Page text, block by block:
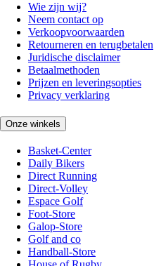
Wie zijn wij?
Neem contact op
Verkoopvoorwaarden
Retourneren en terugbetalen
Juridische disclaimer
Betaalmethoden
Prijzen en leveringsopties
Privacy verklaring
Onze winkels
Basket-Center
Daily Bikers
Direct Running
Direct-Volley
Espace Golf
Foot-Store
Galop-Store
Golf and co
Handball-Store